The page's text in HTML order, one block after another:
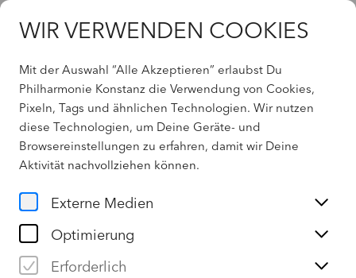
WIR VERWENDEN COOKIES
Mit der Auswahl “Alle Akzeptieren” erlaubst Du
Philharmonie Konstanz die Verwendung von Cookies,
Pixeln, Tags und ähnlichen Technologien. Wir nutzen
diese Technologien, um Deine Geräte- und
Browsereinstellungen zu erfahren, damit wir Deine
Aktivität nachvollziehen können.
Externe Medien
Optimierung
Erforderlich
404 - Not found
Home